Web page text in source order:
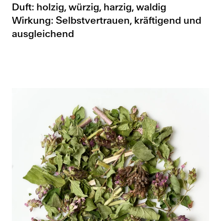
Duft: holzig, würzig, harzig, waldig
Wirkung: Selbstvertrauen, kräftigend und
ausgleichend